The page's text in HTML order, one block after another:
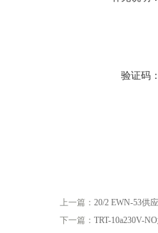
验证码
上一篇： 20/2 EWN-53供
下一篇： TRT-10a230V-